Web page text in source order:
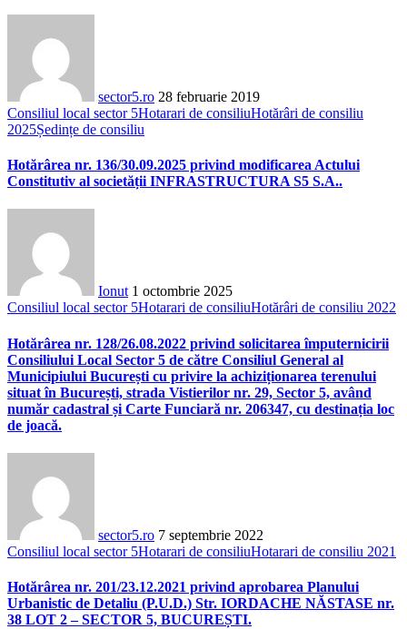
sector5.ro 28 februarie 2019
Consiliul local sector 5Hotarari de consiliuHotărâri de consiliu
2025Ședințe de consiliu
Hotărârea nr. 136/30.09.2025 privind modificarea Actului
Constitutiv al societății INFRASTRUCTURA S5 S.A..
Ionut 1 octombrie 2025
Consiliul local sector 5Hotarari de consiliuHotărâri de consiliu 2022
Hotărârea nr. 128/26.08.2022 privind solicitarea împuternicirii
Consiliului Local Sector 5 de către Consiliul General al
Municipiului București cu privire la achiziționarea terenului
situat în București, strada Vistierilor nr. 29, Sector 5, având
număr cadastral și Carte Funciară nr. 206347, cu destinația loc
de joacă.
sector5.ro 7 septembrie 2022
Consiliul local sector 5Hotarari de consiliuHotarari de consiliu 2021
Hotărârea nr. 201/23.12.2021 privind aprobarea Planului
Urbanistic de Detaliu (P.U.D.) Str. IORDACHE NĂSTASE nr.
38 LOT 2 – SECTOR 5, BUCUREȘTI.